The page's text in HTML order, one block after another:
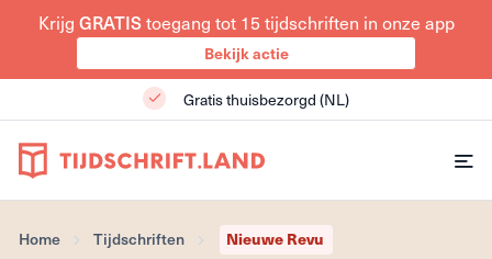
Krijg GRATIStoegang tot 15 tijdschriften in onze app
Bekijk actie
Gratis thuisbezorgd (NL)
Home Tijdschriften Nieuwe Revu